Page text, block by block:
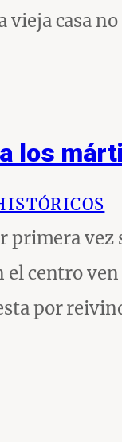
vieja casa
los
primera
el centro
por